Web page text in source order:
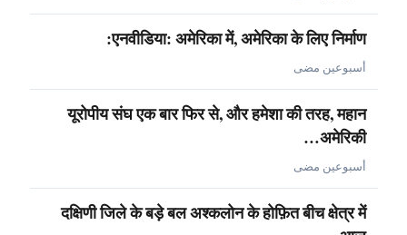
एनवीडिया: अमेरिका में, अमेरिका के लिए निर्माण:
أسبوعين مضى
यूरोपीय संघ एक बार फिर से, और हमेशा की तरह, महान
अमेरिकी…
أسبوعين مضى
दक्षिणी जिले के बड़े बल अश्कलोन के होफ़ित बीच क्षेत्र में